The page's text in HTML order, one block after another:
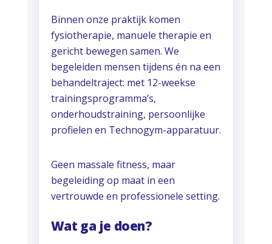
Binnen onze praktijk komen
fysiotherapie, manuele therapie en
gericht bewegen samen. We
begeleiden mensen tijdens én na een
behandeltraject: met 12-weekse
trainingsprogramma’s,
onderhoudstraining, persoonlijke
profielen en Technogym-apparatuur.
Geen massale fitness, maar
begeleiding op maat in een
vertrouwde en professionele setting.
Wat ga je doen?